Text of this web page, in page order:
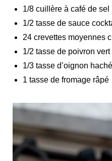
1/8 cuillère à café de sel
1/2 tasse de sauce
24 crevettes moyennes
1/2 tasse de poivron
1/3 tasse d’oignon haché
1 tasse de fromage râpé